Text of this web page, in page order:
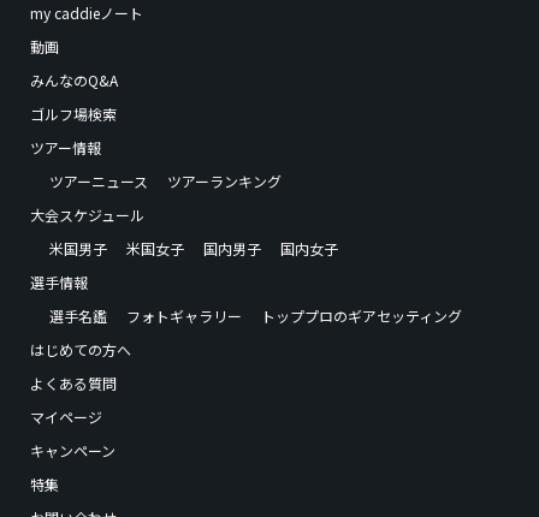
my caddieノート
動画
みんなのQ&A
ゴルフ場検索
ツアー情報
ツアーニュース
ツアーランキング
大会スケジュール
米国男子
米国女子 国内男子
国内女子
選手情報
選手名鑑
フォトギャラリー
トッププロのギアセッティング
はじめての方へ
よくある質問
マイページ
キャンペーン
特集